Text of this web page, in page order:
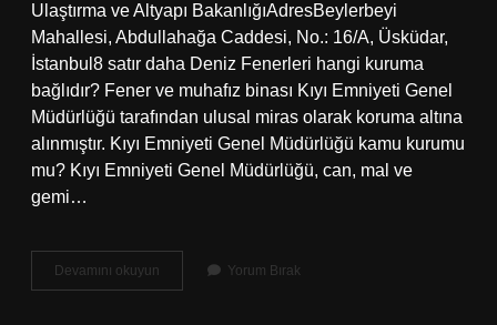
Ulaştırma ve Altyapı BakanlığıAdresBeylerbeyi
Mahallesi, Abdullahağa Caddesi, No.: 16/A, Üsküdar,
İstanbul8 satır daha Deniz Fenerleri hangi kuruma
bağlıdır? Fener ve muhafız binası Kıyı Emniyeti Genel
Müdürlüğü tarafından ulusal miras olarak koruma altına
alınmıştır. Kıyı Emniyeti Genel Müdürlüğü kamu kurumu
mu? Kıyı Emniyeti Genel Müdürlüğü, can, mal ve
gemi…
Devamını okuyun
Emniyeti
Yorum Bırak